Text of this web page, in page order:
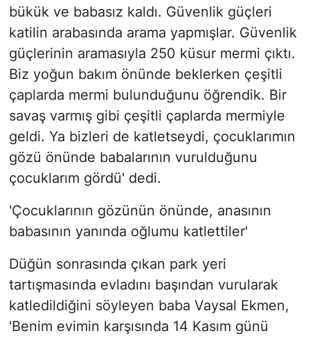
bükük ve babasız kaldı. Güvenlik güçleri
katilin arabasında arama yapmışlar. Güvenlik
güçlerinin aramasıyla 250 küsur mermi çıktı.
Biz yoğun bakım önünde beklerken çeşitli
çaplarda mermi bulunduğunu öğrendik. Bir
savaş varmış gibi çeşitli çaplarda mermiyle
geldi. Ya bizleri de katletseydi, çocuklarımın
gözü önünde babalarının vurulduğunu
çocuklarım gördü' dedi.
'Çocuklarının gözünün önünde, anasının
babasının yanında oğlumu katlettiler'
Düğün sonrasında çıkan park yeri
tartışmasında evladını başından vurularak
katledildiğini söyleyen baba Vaysal Ekmen,
'Benim evimin karşısında 14 Kasım günü